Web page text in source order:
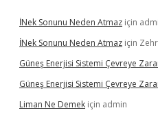
İNek Sonunu Neden Atmaz için
İNek Sonunu Neden Atmaz için
Güneş Enerjisi Sistemi Çevreye
Güneş Enerjisi Sistemi Çevreye
Liman Ne Demek için admin